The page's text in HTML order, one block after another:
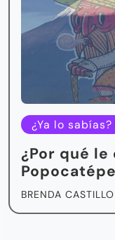
¿Ya lo sabías?
¿Por qué le
BRENDA CASTILLO